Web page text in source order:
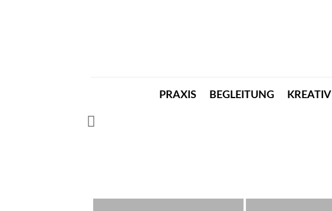
PRAXIS BEGLEITUNG KREATIV